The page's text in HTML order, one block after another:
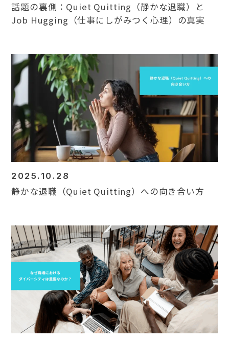
話題の裏側：Quiet Quitting（静かな退職）と
Job Hugging（仕事にしがみつく心理）の真実
2025.10.28
静かな退職（Quiet Quitting）への向き合い方